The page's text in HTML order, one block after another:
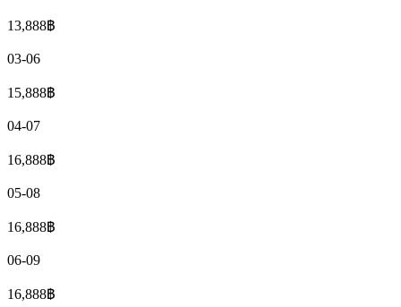
13,888฿
03-06
15,888฿
04-07
16,888฿
05-08
16,888฿
06-09
16,888฿